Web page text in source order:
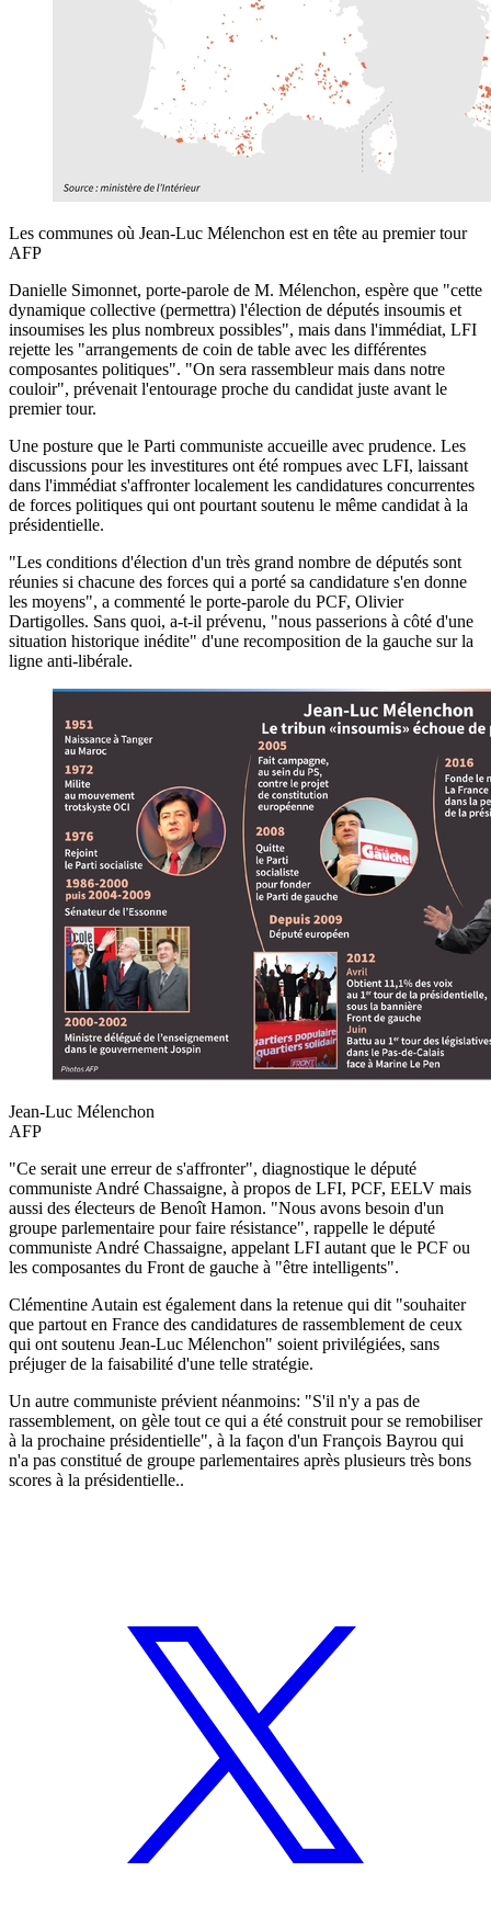
Les communes où Jean-Luc Mélenchon est en tête au premier tour
AFP
Danielle Simonnet, porte-parole de M. Mélenchon, espère que "cette
dynamique collective (permettra) l'élection de députés insoumis et
insoumises les plus nombreux possibles", mais dans l'immédiat, LFI
rejette les "arrangements de coin de table avec les différentes
composantes politiques". "On sera rassembleur mais dans notre
couloir", prévenait l'entourage proche du candidat juste avant le
premier tour.
Une posture que le Parti communiste accueille avec prudence. Les
discussions pour les investitures ont été rompues avec LFI, laissant
dans l'immédiat s'affronter localement les candidatures concurrentes
de forces politiques qui ont pourtant soutenu le même candidat à la
présidentielle.
"Les conditions d'élection d'un très grand nombre de députés sont
réunies si chacune des forces qui a porté sa candidature s'en donne
les moyens", a commenté le porte-parole du PCF, Olivier
Dartigolles. Sans quoi, a-t-il prévenu, "nous passerions à côté d'une
situation historique inédite" d'une recomposition de la gauche sur la
ligne anti-libérale.
Jean-Luc Mélenchon
AFP
"Ce serait une erreur de s'affronter", diagnostique le député
communiste André Chassaigne, à propos de LFI, PCF, EELV mais
aussi des électeurs de Benoît Hamon. "Nous avons besoin d'un
groupe parlementaire pour faire résistance", rappelle le député
communiste André Chassaigne, appelant LFI autant que le PCF ou
les composantes du Front de gauche à "être intelligents".
Clémentine Autain est également dans la retenue qui dit "souhaiter
que partout en France des candidatures de rassemblement de ceux
qui ont soutenu Jean-Luc Mélenchon" soient privilégiées, sans
préjuger de la faisabilité d'une telle stratégie.
Un autre communiste prévient néanmoins: "S'il n'y a pas de
rassemblement, on gèle tout ce qui a été construit pour se remobiliser
à la prochaine présidentielle", à la façon d'un François Bayrou qui
n'a pas constitué de groupe parlementaires après plusieurs très bons
scores à la présidentielle..